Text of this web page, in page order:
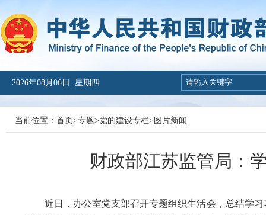
2026年08月06日 星期四
当前位置： 首页>专题>党的建设专栏> 图片新闻
财政部江苏监管局：
近日，办公室党支部召开专题组织生活会，总结学